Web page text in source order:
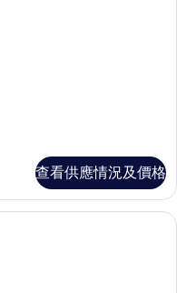
查看供應情況及價格